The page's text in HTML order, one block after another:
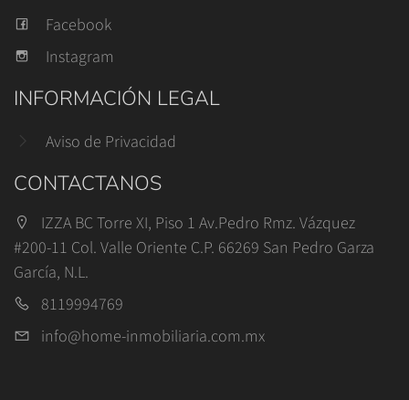
Facebook
Instagram
INFORMACIÓN LEGAL
Aviso de Privacidad
CONTACTANOS
IZZA BC Torre XI, Piso 1 Av.Pedro Rmz. Vázquez
#200-11 Col. Valle Oriente C.P. 66269 San Pedro Garza
García, N.L.
8119994769
info@home-inmobiliaria.com.mx